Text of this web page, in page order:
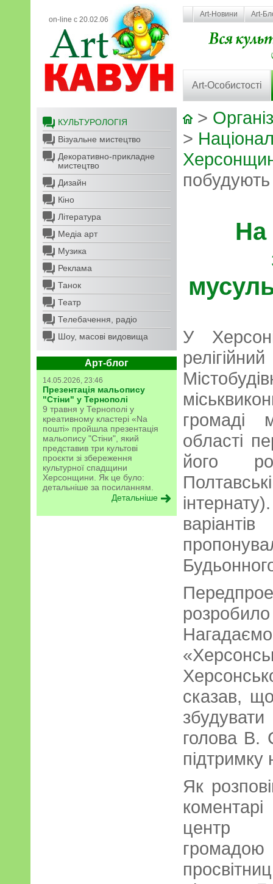
on-line с 20.02.06
Art-Новини Art-
Art-Особистості
КУЛЬТУРОЛОГІЯ
Візуальне мистецтво
Декоративно-прикладне
мистецтво
Дизайн
Кіно
Література
Медіа арт
Музика
Реклама
Танок
Театр
Телебачення, радіо
Шоу, масові видовища
Арт-блог
14.05.2026, 23:46
Презентація мальопису
"Стіни" у Тернополі
9 травня у Тернополі у
креативному кластері «Na
пошті» пройшла презентація
мальопису "Стіни", який
представив три культові
проєкти зі збереження
культурної спадщини
Херсонщини. Як це було:
детальніше за посиланням.
Детальніше
>
>
На
У
громаді
області
його
сказав,
голова В.
підтримку
Як
центр